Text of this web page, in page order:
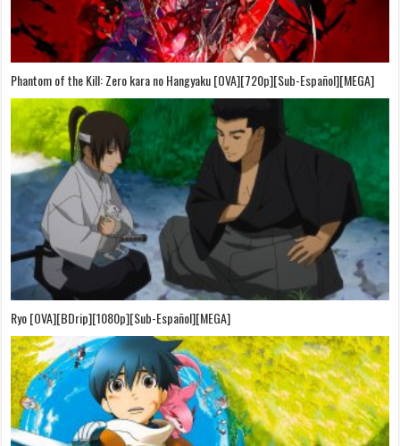
Phantom of the Kill: Zero kara no Hangyaku [OVA][720p][Sub-Español][MEGA]
Ryo [OVA][BDrip][1080p][Sub-Español][MEGA]